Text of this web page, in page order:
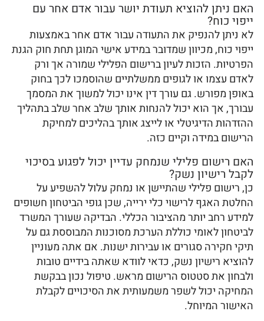
האם ניתן להוציא תעודת יושר עבור אדם אחר עם
ייפוי כוח?
לא ניתן להנפיק את התעודה עבור אדם אחר באמצעות
ייפוי כוח, מכיוון שמדובר במידע אישי המוגן תחת חוק הגנת
הפרטיות. הזכות לעיון ברישום הפלילי שמורה אך ורק
לאדם עצמו או לגופים ממשלתיים שהוסמכו לכך בחוק
באופן מפורש. גם עורך דין אינו יכול למשוך את המסמך
עבורך, אך הוא יכול להנחות אותך שלב אחר שלב בתהליך
ההזדהות הדיגיטלי או לייצג אותך בהליכים למחיקת
הרישום במידה וקיים כזה.
האם רישום פלילי שנמחק עדיין יכול לפגוע בסיכוי
לקבל רישיון נשק?
כן, רישום פלילי שהתיישן או נמחק עלול להשפיע על
החלטת האגף לרישוי כלי ירייה, שכן גופי הביטחון חשופים
למידע רחב יותר מהציבור הכללי. הבדיקה שעורך המשרד
לביטחון לאומי כוללת הערכת מסוכנות המבוססת גם על
תיקי חקירה סגורים או עבירות ישנות. אם אתה מעוניין
להוציא רישיון נשק, כדאי לוודא שאתה בידיים טובות
ולבחון את סטטוס הרישום מראש. טיפול נכון בבקשת
המחיקה יכול לשפר משמעותית את הסיכויים לקבלת
האישור המיוחל.